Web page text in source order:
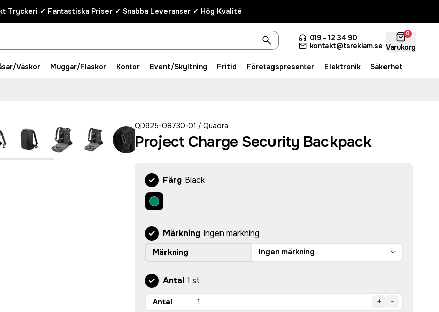
Tryckeri ✓ Fantastiska Priser ✓ Snabba Leveranser ✓ Hög Kvalité
019 - 12 34 90
kontakt@tsreklam.se
0
Varukorg
Väskor Muggar/Flaskor Kontor Event/Skyltning Fritid Företagspresenter Elektronik Säkerhet
QD925-08730-01 / Quadra
Project Charge Security Backpack
Färg Black
Märkning Ingen märkning
Märkning Ingen märkning
Antal 1 st
Antal + -